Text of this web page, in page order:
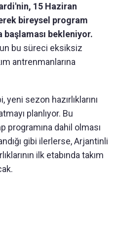
15 Haziran
bireysel program
bekleniyor.
bu süreci eksiksiz
antrenmanlarına
yeni sezon hazırlıklarını
planlıyor. Bu
programına dahil olması
gibi ilerlerse, Arjantinli
ilk etabında takım